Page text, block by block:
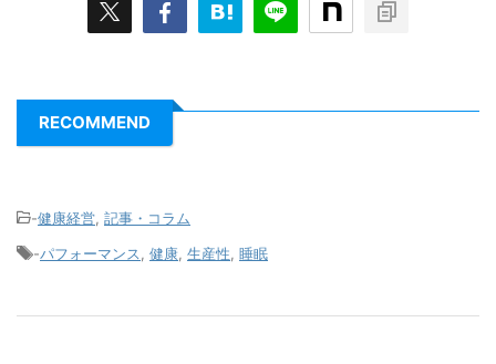
RECOMMEND
-健康経営 記事・コラム
-パフォーマンス 健康 生産性 睡眠